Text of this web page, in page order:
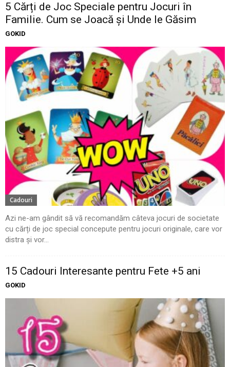
5 Cărți de Joc Speciale pentru Jocuri în
Familie. Cum se Joacă și Unde le Găsim
GOKID
Cadouri
Azi ne-am gândit să vă recomandăm câteva jocuri de societate
cu cărți de joc special concepute pentru jocuri originale, care vor
distra și vor...
15 Cadouri Interesante pentru Fete +5 ani
GOKID